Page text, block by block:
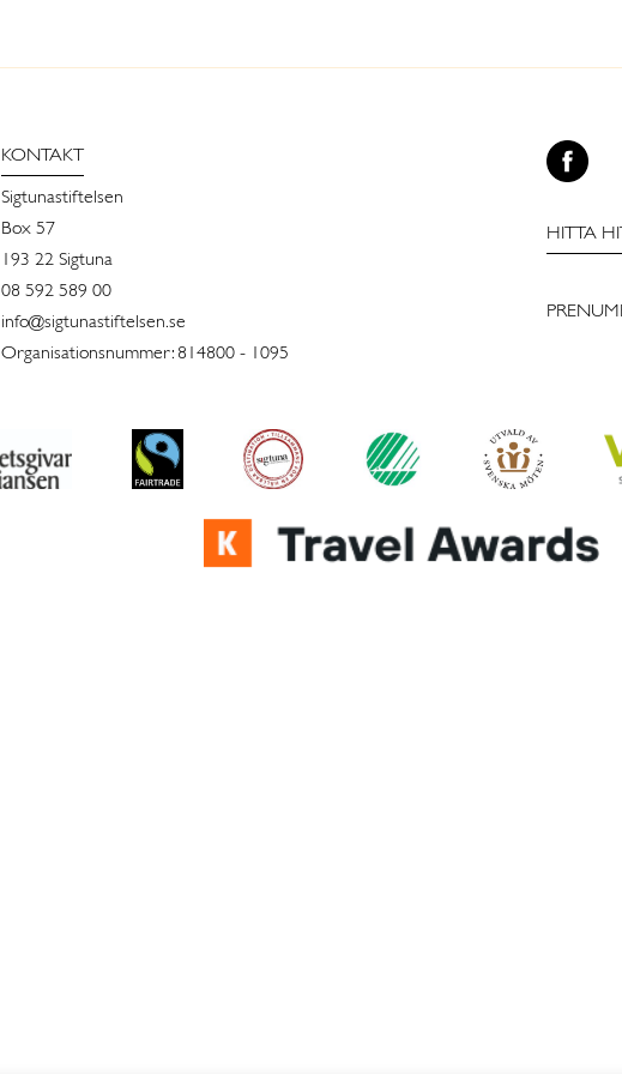
KONTAKT
Sigtunastiftelsen
Box 57
193 22 Sigtuna
08 592 589 00
info@sigtunastiftelsen.se
Organisationsnummer: 814800 - 1095
HITTA